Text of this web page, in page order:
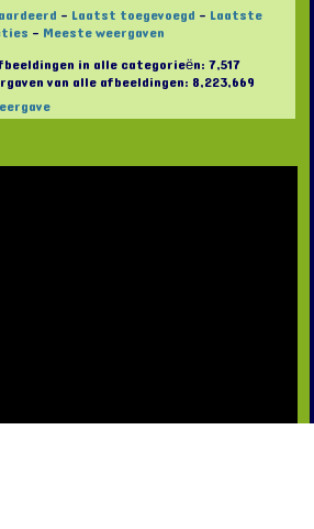
- Laatst toegevoegd - Laatste
- Meeste weergaven
in alle categorieën: 7,517
van alle afbeeldingen: 8,223,669